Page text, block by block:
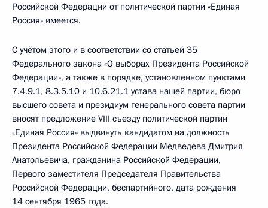
Российской Федерации от политической партии «Единая
Россия» имеется.
С учётом этого и в соответствии со статьей 35
Федерального закона «О выборах Президента Российской
Федерации», а также в порядке, установленном пунктами
7.4.9.1, 8.3.5.10 и 10.6.21.1 устава нашей партии, бюро
высшего совета и президиум генерального совета партии
вносят предложение VIII съезду политической партии
«Единая Россия» выдвинуть кандидатом на должность
Президента Российской Федерации Медведева Дмитрия
Анатольевича, гражданина Российской Федерации,
Первого заместителя Председателя Правительства
Российской Федерации, беспартийного, дата рождения
14 сентября 1965 года.